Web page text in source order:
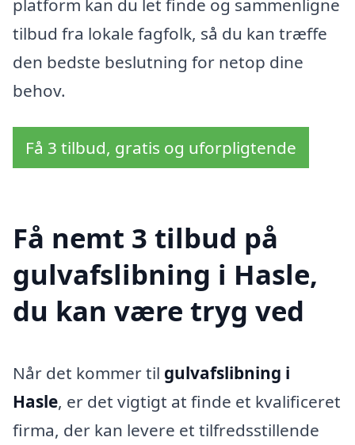
platform kan du let finde og sammenligne
tilbud fra lokale fagfolk, så du kan træffe
den bedste beslutning for netop dine
behov.
Få 3 tilbud, gratis og uforpligtende
Få nemt 3 tilbud på
gulvafslibning i Hasle,
du kan være tryg ved
Når det kommer til gulvafslibning i
Hasle, er det vigtigt at finde et kvalificeret
firma, der kan levere et tilfredsstillende